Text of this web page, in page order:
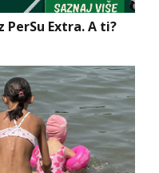
PerSu Extra. A ti?